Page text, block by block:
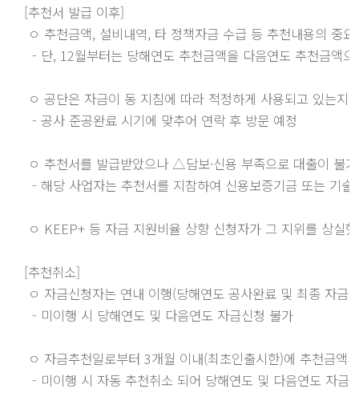
[추천서 발급 이후]
ㅇ 추천금액, 설비내역, 타 정책자금 수급 등 추천내용의 중
- 단, 12월부터는 당해연도 추천금액을 다음연도 추천금액
ㅇ 공단은 자금이 동 지침에 따라 적정하게 사용되고 있는지
  - 공사 준공완료 시기에 맞추어 연락 후 방문 예정
ㅇ 추천서를 발급받았으나 △담보·신용 부족으로 대출이 불
- 해당 사업자는 추천서를 지참하여 신용보증기금 또는 기
ㅇ KEEP+ 등 자금 지원비율 상향 신청자가 그 지위를 상실
[추천취소]
ㅇ 자금신청자는 연내 이행(당해연도 공사완료 및 최종 자금
  - 미이행 시 당해연도 및 다음연도 자금신청 불가
ㅇ 자금추천일로부터 3개월 이내(최초인출시한)에 추천금액
- 미이행 시 자동 추천취소 되어 당해연도 및 다음연도 자금